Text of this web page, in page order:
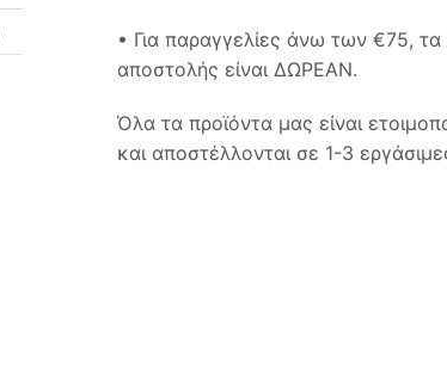
• Για παραγγελίες άνω των €75,
αποστολής είναι ΔΩΡΕΑΝ.
Όλα τα προϊόντα μας είναι
και αποστέλλονται σε 1-3